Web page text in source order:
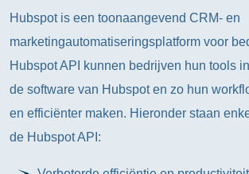
Hubspot is een toonaangevend CRM- en
marketingautomatiseringsplatform voor
Hubspot API kunnen bedrijven hun tools
de software van Hubspot en zo hun
en efficiënter maken. Hieronder staan
de Hubspot API: